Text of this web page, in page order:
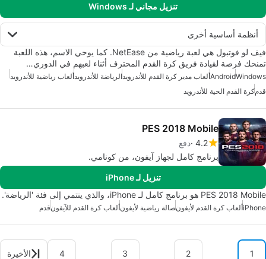
تنزيل مجاني لـ Windows
أنظمة أساسية أخرى
فيف لو فوتبول هي لعبة رياضية من NetEase. كما يوحي الاسم، هذه اللعبة
تمنحك فرصة لقيادة فريق كرة القدم المحترف أثناء لعبهم في الدوري…
Windows
Androidألعاب مدير كرة القدم للأندرويدالرياضة للأندرويدألعاب رياضية للأندرويد
قدمكرة القدم الحية للأندرويد
PES 2018 Mobile
4.2 دفع
برنامج كامل لجهاز آيفون، من كونامي.
تنزيل لـ iPhone
PES 2018 Mobile هو برنامج كامل لـ iPhone، والذي ينتمي إلى فئة 'الرياضة'.
iPhoneألعاب كرة القدم لأيفونصالة رياضية لأيفونألعاب كرة القدم للآيفونقدم
1
2
3
4 الأخيرة